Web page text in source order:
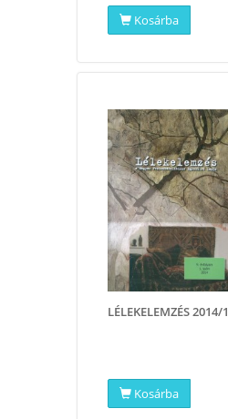
Kosárba
LÉLEKELEMZÉS 2014/1
Kosárba